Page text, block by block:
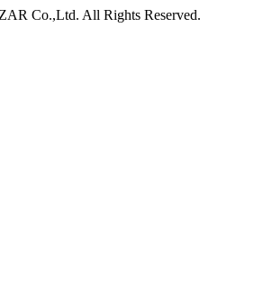
Co.,Ltd. All Rights Reserved.